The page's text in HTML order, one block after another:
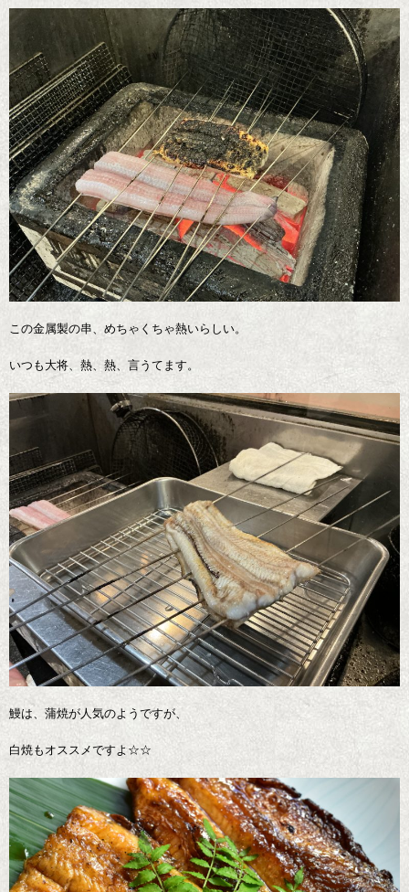
この金属製の串、めちゃくちゃ熱いらしい。
いつも大将、熱、熱、言うてます。
鰻は、蒲焼が人気のようですが、
白焼もオススメですよ☆☆